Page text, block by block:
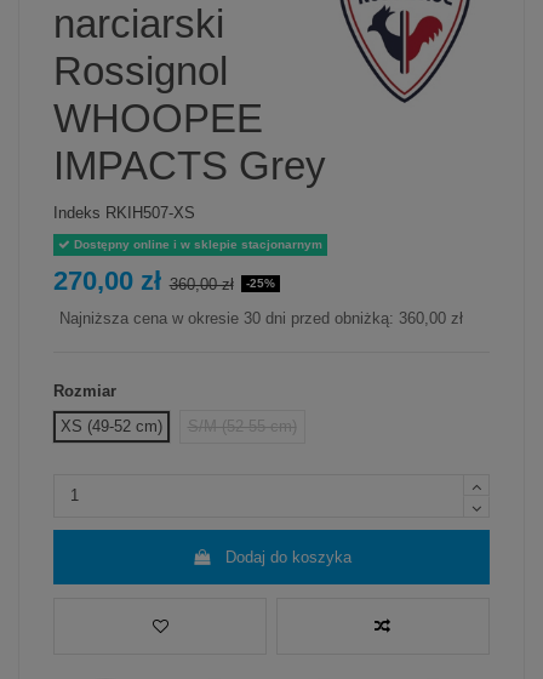
narciarski
Rossignol
WHOOPEE
IMPACTS Grey
Indeks RKIH507-XS
Dostępny online i w sklepie stacjonarnym
270,00 zł 360,00 zł -25%
Najniższa cena w okresie 30 dni przed obniżką: 360,00 zł
Rozmiar
XS (49-52 cm)
S/M (52-55 cm)
Dodaj do koszyka